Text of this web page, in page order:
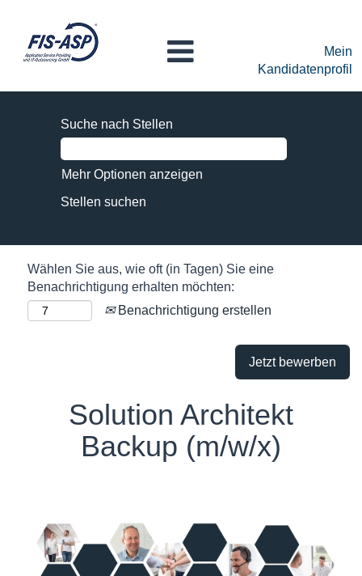
Mein
Kandidatenprofil
Suche nach Stellen
Mehr Optionen anzeigen
Wählen Sie aus, wie oft (in Tagen) Sie eine
Benachrichtigung erhalten möchten:
Benachrichtigung erstellen
Jetzt bewerben
Solution Architekt
Backup (m/w/x)